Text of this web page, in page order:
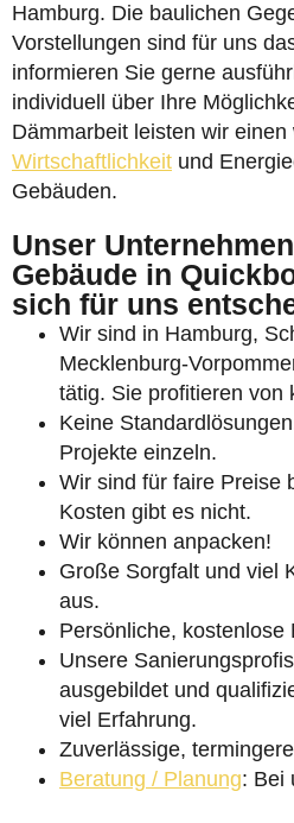
Hamburg. Die baulichen
Vorstellungen sind für uns
informieren Sie gerne
individuell über Ihre
Dämmarbeit leisten wir
Wirtschaftlichkeit und
Gebäuden.
Unser
Gebäude in
sich für uns
Wir sind in Hamburg,
Mecklenburg-
tätig. Sie profitieren von
Keine
Projekte einzeln.
Wir sind für faire Preise
Kosten gibt es nicht.
Wir können anpacken!
Große Sorgfalt und viel
aus.
Persönliche, kostenlose
Unsere
ausgebildet und
viel Erfahrung.
Zuverlässige,
Beratung / Planung: Bei